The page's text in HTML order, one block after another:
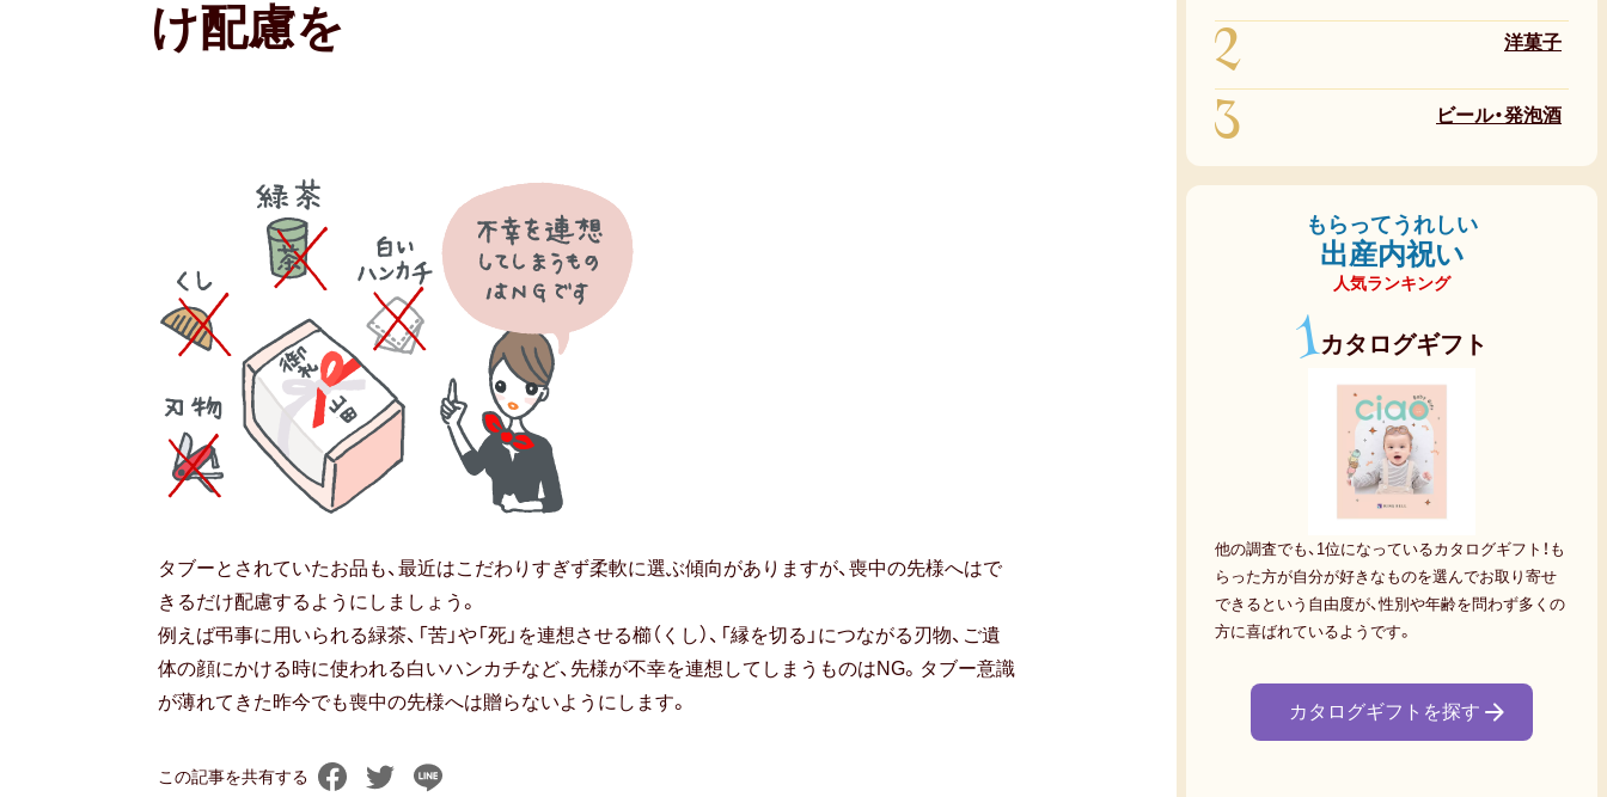
け配慮を
タブーとされていたお品も、最近はこだわりすぎず柔軟に選ぶ傾向がありますが、喪中の先様へはで
きるだけ配慮するようにしましょう。
例えば弔事に用いられる緑茶、「苦」や「死」を連想させる櫛（くし）、「縁を切る」につながる刃物、ご遺
体の顔にかける時に使われる白いハンカチなど、先様が不幸を連想してしまうものはNG。タブー意識
が薄れてきた昨今でも喪中の先様へは贈らないようにします。
この記事を共有する
2 洋菓子
3 ビール・発泡酒
もらってうれしい
出産内祝い
人気ランキング
1カタログギフト
他の調査でも、1位になっているカタログギフト！も
らった方が自分が好きなものを選んでお取り寄せ
できるという自由度が、性別や年齢を問わず多くの
方に喜ばれているようです。
カタログギフトを探す